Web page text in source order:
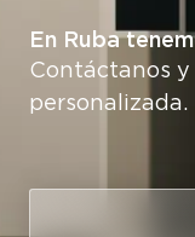
En Ruba
Contáctanos
personalizada.